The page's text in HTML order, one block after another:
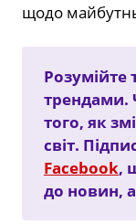
щодо
Розумійте
трендами.
того, як
світ.
Facebook,
до новин,